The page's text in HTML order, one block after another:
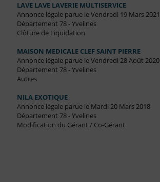
LAVE LAVE LAVERIE MULTISERVICE
Annonce légale parue le Vendredi 19 Mars 2021
Département 78 - Yvelines
Clôture de Liquidation
MAISON MEDICALE CLEF SAINT PIERRE
Annonce légale parue le Vendredi 28 Août 2020
Département 78 - Yvelines
Autres
NILA EXOTIQUE
Annonce légale parue le Mardi 20 Mars 2018
Département 78 - Yvelines
Modification du Gérant / Co-Gérant